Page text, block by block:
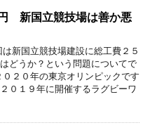
新国立競技場は善か悪
新国立競技場建設に総工費２５
どうか？という問題についてで
２０年の東京オリンピックです
０１９年に開催するラグビーワ